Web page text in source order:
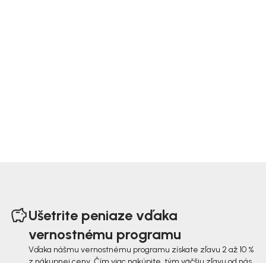
Ušetrite peniaze vďaka
vernostnému programu
Vďaka nášmu vernostnému programu získate zľavu 2 až 10 %